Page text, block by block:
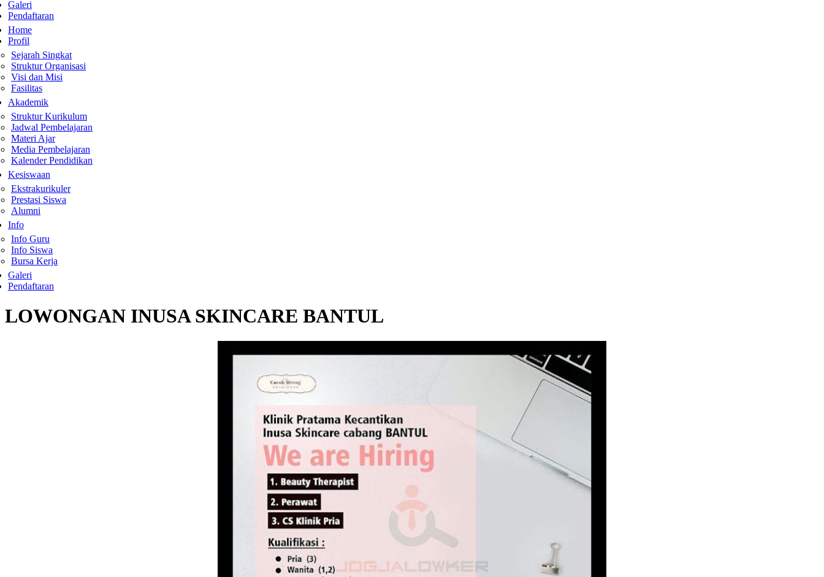
Galeri
Pendaftaran
Home
Profil
Sejarah Singkat
Struktur Organisasi
Visi dan Misi
Fasilitas
Akademik
Struktur Kurikulum
Jadwal Pembelajaran
Materi Ajar
Media Pembelajaran
Kalender Pendidikan
Kesiswaan
Ekstrakurikuler
Prestasi Siswa
Alumni
Info
Info Guru
Info Siswa
Bursa Kerja
Galeri
Pendaftaran
LOWONGAN INUSA SKINCARE BANTUL